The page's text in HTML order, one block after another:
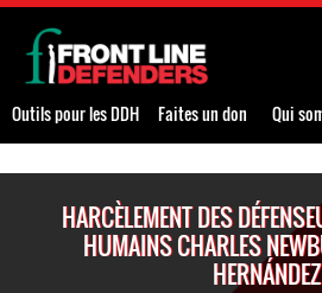
HARCÈLEMENT DES
HUMAINS CHARLES
HERNÁNDEZ
Back
to
top
Outils pour les DDH Faites un don
Qui